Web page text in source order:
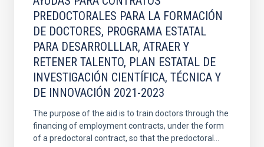
PREDOCTORALES PARA LA FORMACIÓN
DE DOCTORES, PROGRAMA ESTATAL
PARA DESARROLLLAR, ATRAER Y
RETENER TALENTO, PLAN ESTATAL DE
INVESTIGACIÓN CIENTÍFICA, TÉCNICA Y
DE INNOVACIÓN 2021-2023
The purpose of the aid is to train doctors through the
financing of employment contracts, under the form
of a predoctoral contract, so that the predoctoral...